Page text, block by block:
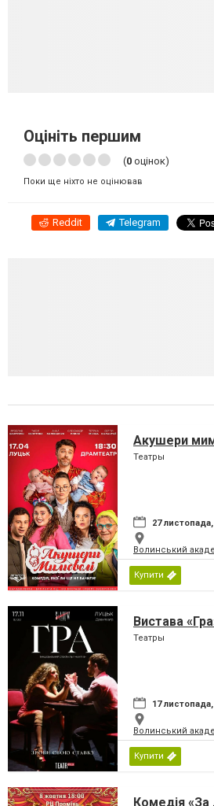
Оцініть першим
(0 оцінок)
Поки ще ніхто не оцінював
Reddit Telegram
Акушери
Театры
27 листопада,
Волинський
Купити
Вистава
Театры
17 листопада,
Волинський
Купити
Комедія